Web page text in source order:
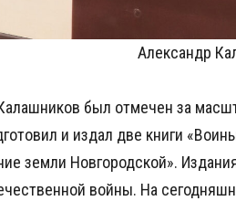
Александр
был отмечен за
и издал две книги
земли Новгородской».
войны. На